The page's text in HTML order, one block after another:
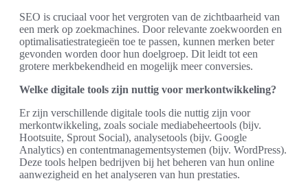
SEO is cruciaal voor het vergroten van de zichtbaarheid van
een merk op zoekmachines. Door relevante zoekwoorden en
optimalisatiestrategieën toe te passen, kunnen merken beter
gevonden worden door hun doelgroep. Dit leidt tot een
grotere merkbekendheid en mogelijk meer conversies.
Welke digitale tools zijn nuttig voor merkontwikkeling?
Er zijn verschillende digitale tools die nuttig zijn voor
merkontwikkeling, zoals sociale mediabeheertools (bijv.
Hootsuite, Sprout Social), analysetools (bijv. Google
Analytics) en contentmanagementsystemen (bijv. WordPress).
Deze tools helpen bedrijven bij het beheren van hun online
aanwezigheid en het analyseren van hun prestaties.